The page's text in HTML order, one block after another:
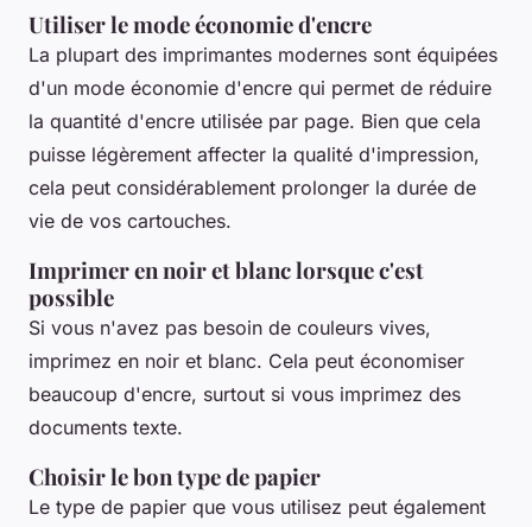
Utiliser le mode économie d'encre
La plupart des imprimantes modernes sont équipées
d'un mode économie d'encre qui permet de réduire
la quantité d'encre utilisée par page. Bien que cela
puisse légèrement affecter la qualité d'impression,
cela peut considérablement prolonger la durée de
vie de vos cartouches.
Imprimer en noir et blanc lorsque c'est
possible
Si vous n'avez pas besoin de couleurs vives,
imprimez en noir et blanc. Cela peut économiser
beaucoup d'encre, surtout si vous imprimez des
documents texte.
Choisir le bon type de papier
Le type de papier que vous utilisez peut également